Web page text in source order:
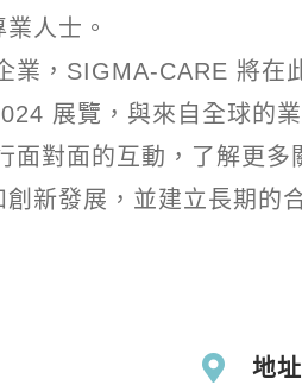
人士。
，SIGMA-CARE 將在
展覽，與來自全球的
對面的互動，了解更
新發展，並建立長期的
地